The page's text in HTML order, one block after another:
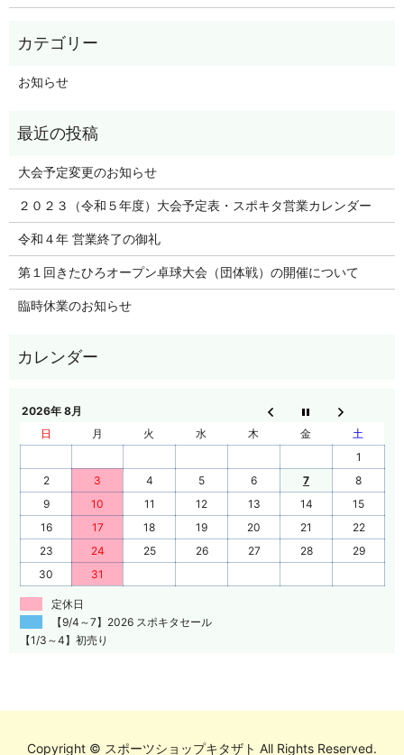
お知らせ
大会予定変更のお知らせ
２０２３（令和５年度）大会予定表・スポキタ営業カレンダー
令和４年 営業終了の御礼
第１回きたひろオープン卓球大会（団体戦）の開催について
臨時休業のお知らせ
2026年 8月
日
月 火 水 木 金
土
1
2
3 4 5 6 7
8
9
10 11 12 13 14
15
16
17 18 19 20 21
22
23
24 25 26 27 28
29
30
31
定休日
【9/4～7】2026 スポキタセール
【1/3～4】初売り
Copyright © スポーツショップキタザト All Rights Reserved.